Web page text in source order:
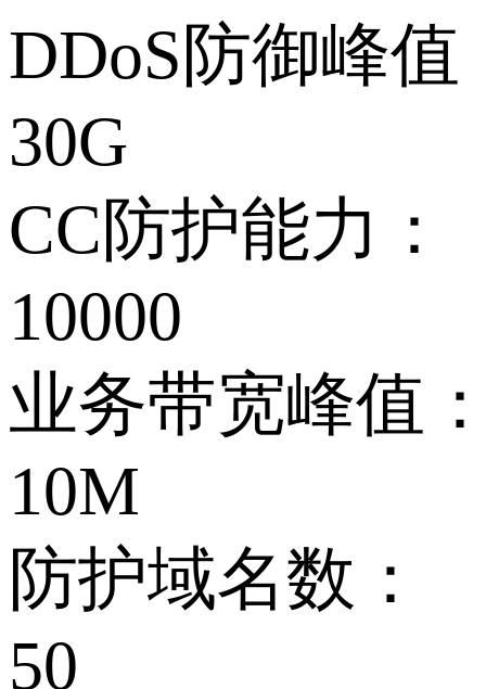
DDoS防御峰值
30G
CC防护能力：
10000
业务带宽峰值
10M
防护域名数：
50